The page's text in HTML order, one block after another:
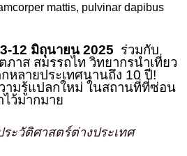
mattis, pulvinar dapibus
12 มิถุนายน 2025 ร่วมกับ
ภาส สมรรถไท วิทยากรนำเที่ยว
หลายประเทศนานถึง 10 ปี!
ามรู้แปลกใหม่ ในสถานที่ที่ซ่อน
ไว้มากมาย
ะวัติศาสตร์ต่างประเทศ